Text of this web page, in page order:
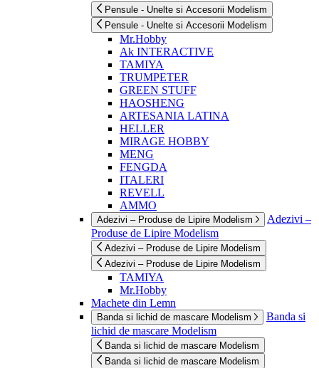
Pensule - Unelte si Accesorii Modelism
Pensule - Unelte si Accesorii Modelism
Mr.Hobby
Ak INTERACTIVE
TAMIYA
TRUMPETER
GREEN STUFF
HAOSHENG
ARTESANIA LATINA
HELLER
MIRAGE HOBBY
MENG
FENGDA
ITALERI
REVELL
AMMO
Adezivi – Produse de Lipire Modelism
Adezivi –
Produse de Lipire Modelism
Adezivi – Produse de Lipire Modelism
Adezivi – Produse de Lipire Modelism
TAMIYA
Mr.Hobby
Machete din Lemn
Banda si lichid de mascare Modelism
Banda si
lichid de mascare Modelism
Banda si lichid de mascare Modelism
Banda si lichid de mascare Modelism